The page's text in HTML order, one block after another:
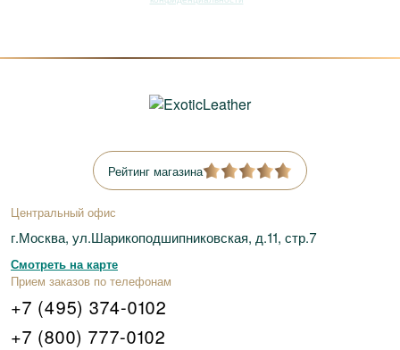
Рейтинг магазина
Центральный офис
г.Москва, ул.Шарикоподшипниковская, д.11, стр.7
Смотреть на карте
Прием заказов по телефонам
+7 (495) 374-0102
+7 (800) 777-0102